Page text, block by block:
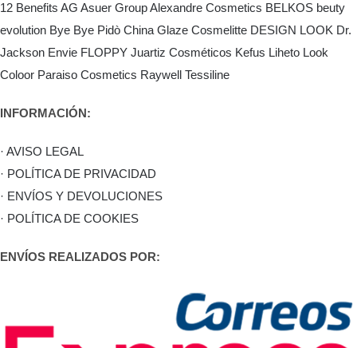
12 Benefits AG Asuer GroupAlexandre Cosmetics BELKOS beuty
evolution Bye Bye Pidò China Glaze Cosmelitte DESIGN LOOK Dr.
Jackson Envie FLOPPY Juartiz Cosméticos Kefus Liheto Look
Coloor Paraiso Cosmetics Raywell Tessiline
INFORMACIÓN:
· AVISO LEGAL
· POLÍTICA DE PRIVACIDAD
· ENVÍOS Y DEVOLUCIONES
· POLÍTICA DE COOKIES
ENVÍOS REALIZADOS POR: